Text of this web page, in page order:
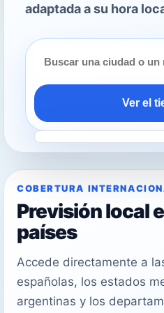
adaptada a su hora
Ver el
COBERTURA
Previsión local
países
Accede directamente a
españolas, los estados
argentinas y los